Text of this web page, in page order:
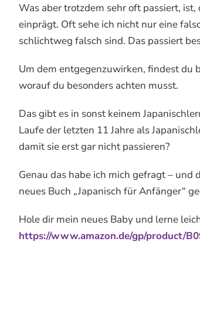
Was aber trotzdem sehr oft passiert,
einprägt. Oft sehe ich nicht nur eine
schlichtweg falsch sind. Das passiert
Um dem entgegenzuwirken, findest du
worauf du besonders achten musst.
Das gibt es in sonst keinem
Laufe der letzten 11 Jahre als
damit sie erst gar nicht passieren?
Genau das habe ich mich gefragt –
neues Buch „Japanisch für Anfänger“
Hole dir mein neues Baby und lerne
https://www.amazon.de/gp/product/